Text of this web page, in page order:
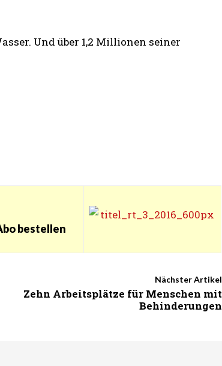
Und über 1,2 Millionen seiner
bestellen
Nächster Artikel
Zehn Arbeitsplätze für Menschen mit
Behinderungen